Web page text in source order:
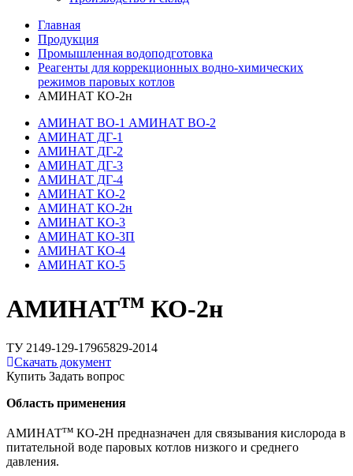
Главная
Продукция
Промышленная водоподготовка
Реагенты для коррекционных водно-химических
режимов паровых котлов
АМИНАТ КО-2н
АМИНАТ ВО-1 АМИНАТ ВО-2
АМИНАТ ДГ-1
АМИНАТ ДГ-2
АМИНАТ ДГ-3
АМИНАТ ДГ-4
АМИНАТ КО-2
АМИНАТ КО-2н
АМИНАТ КО-3
АМИНАТ КО-3П
АМИНАТ КО-4
АМИНАТ КО-5
АМИНАТтм КО-2н
ТУ 2149-129-17965829-2014
Скачать документ
Купить Задать вопрос
Область применения
АМИНАТтм КО-2Н предназначен для связывания кислорода в
питательной воде паровых котлов низкого и среднего
давления.